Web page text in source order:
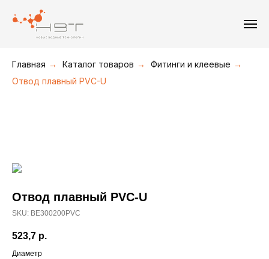
Главная → Каталог товаров → Фитинги и клеевые →
Отвод плавный PVC-U
Отвод плавный PVC-U
SKU: BE300200PVC
523,7 р.
Диаметр